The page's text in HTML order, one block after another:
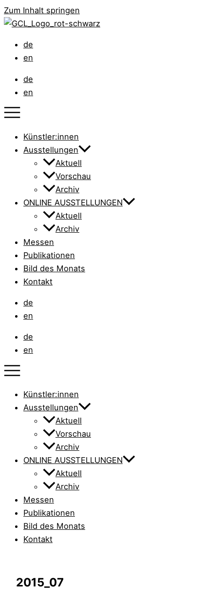
Zum Inhalt springen
de
en
de
en
Künstler:innen
Ausstellungen
Aktuell
Vorschau
Archiv
ONLINE AUSSTELLUNGEN
Aktuell
Archiv
Messen
Publikationen
Bild des Monats
Kontakt
de
en
de
en
Künstler:innen
Ausstellungen
Aktuell
Vorschau
Archiv
ONLINE AUSSTELLUNGEN
Aktuell
Archiv
Messen
Publikationen
Bild des Monats
Kontakt
2015_07